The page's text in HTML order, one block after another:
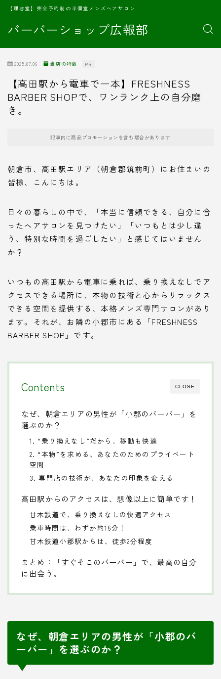
バーバーショップ広報部
【理容室】完全予約制の半個室メンズヘアサロン
2025.07.06 当店の特徴 PR
【高田駅から電車で一本】FRESHNESS
BARBER SHOPで、ワンランク上の自分磨
き。
記事内に商品プロモーションを含む場合があります
朝倉市、高田駅エリア（朝倉郡筑前町）にお住まいの
皆様、こんにちは。
日々の暮らしの中で、「本当に信頼できる、自分に合
ったヘアサロンを見つけたい」「いつもとは少し違
う、特別な時間を過ごしたい」と感じてはいません
か？
いつもの高田駅から電車に乗れば、乗り換えなしでア
クセスできる場所に、本物の技術と心からリラックス
できる空間を提供する、本格メンズ専門サロンがあり
ます。それが、お隣の小郡市にある「FRESHNESS
BARBER SHOP」です。
CLOSE
Contents
なぜ、朝倉エリアの男性が「小郡のバーバー」を
選ぶのか？
1. “乗り換えなし”だから、移動も快適
2. “本物”を求める、あなたのためのプライベート
空間
3. 専門店の技術が、あなたの印象を変える
高田駅からのアクセスは、想像以上に簡単です！
甘木鉄道で、乗り換えなしの快適アクセス
乗車時間は、わずか約16分！
甘木鉄道小郡駅からは、徒歩2分程度
まとめ：「すぐそこのバーバー」で、最高の自分
に出会う。
なぜ、朝倉エリアの男性が「小郡のバ
ーバー」を選ぶのか？